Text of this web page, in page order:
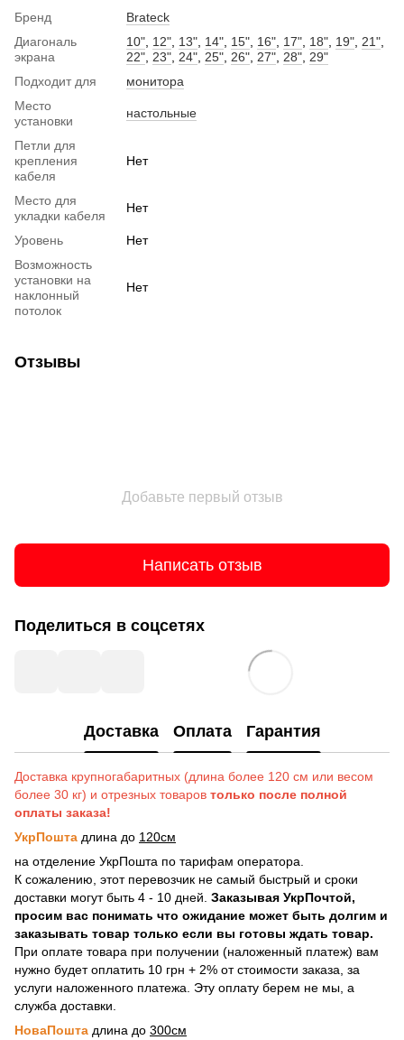
Бренд
Brateck
Диагональ
экрана
10" 12" 13" 14" 15" 16" 17" 18" 19" 21"
22" 23" 24" 25" 26" 27" 28" 29"
Подходит для
монитора
Место
установки
настольные
Петли для
крепления
кабеля
Нет
Место для
укладки кабеля
Нет
Уровень
Нет
Возможность
установки на
наклонный
потолок
Нет
Отзывы
Добавьте первый отзыв
Написать отзыв
Поделиться в соцсетях
Доставка Оплата Гарантия
Доставка крупногабаритных (длина более 120 см или весом
более 30 кг) и отрезных товаров только после полной
оплаты заказа!
УкрПошта длина до 120см
на отделение УкрПошта по тарифам оператора.
К сожалению, этот перевозчик не самый быстрый и сроки
доставки могут быть 4 - 10 дней. Заказывая УкрПочтой,
просим вас понимать что ожидание может быть долгим и
заказывать товар только если вы готовы ждать товар.
При оплате товара при получении (наложенный платеж) вам
нужно будет оплатить 10 грн + 2% от стоимости заказа, за
услуги наложенного платежа. Эту оплату берем не мы, а
служба доставки.
НоваПошта длина до 300см